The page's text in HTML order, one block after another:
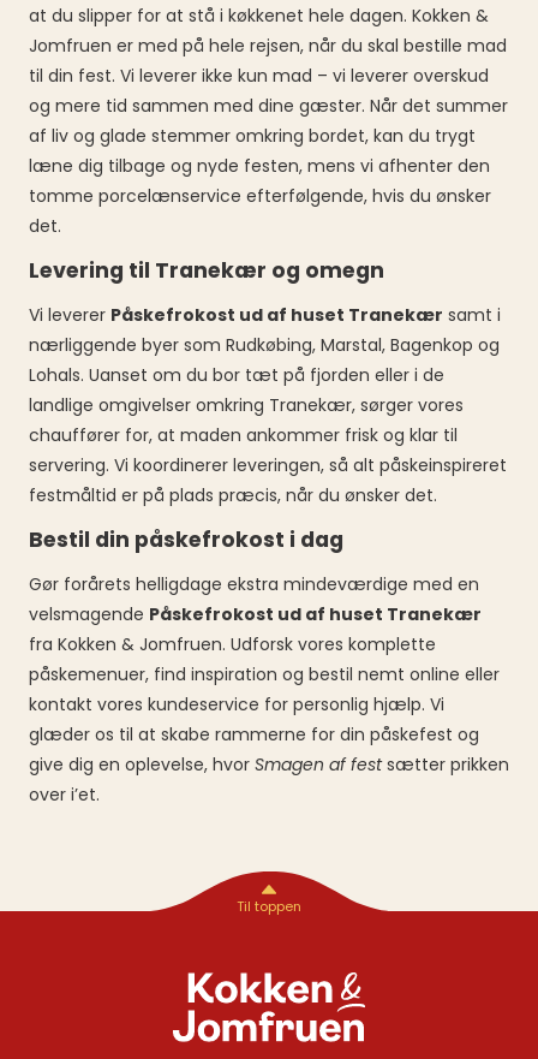
at du slipper for at stå i køkkenet hele dagen. Kokken &
Jomfruen er med på hele rejsen, når du skal bestille mad
til din fest. Vi leverer ikke kun mad – vi leverer overskud
og mere tid sammen med dine gæster. Når det summer
af liv og glade stemmer omkring bordet, kan du trygt
læne dig tilbage og nyde festen, mens vi afhenter den
tomme porcelænservice efterfølgende, hvis du ønsker
det.
Levering til Tranekær og omegn
Vi leverer Påskefrokost ud af huset Tranekær samt i
nærliggende byer som Rudkøbing, Marstal, Bagenkop og
Lohals. Uanset om du bor tæt på fjorden eller i de
landlige omgivelser omkring Tranekær, sørger vores
chauffører for, at maden ankommer frisk og klar til
servering. Vi koordinerer leveringen, så alt påskeinspireret
festmåltid er på plads præcis, når du ønsker det.
Bestil din påskefrokost i dag
Gør forårets helligdage ekstra mindeværdige med en
velsmagende Påskefrokost ud af huset Tranekær
fra Kokken & Jomfruen. Udforsk vores komplette
påskemenuer, find inspiration og bestil nemt online eller
kontakt vores kundeservice for personlig hjælp. Vi
glæder os til at skabe rammerne for din påskefest og
give dig en oplevelse, hvor Smagen af festsætter prikken
over i’et.